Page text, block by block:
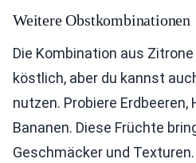
Weitere Obstkombinationen
Die Kombination aus
köstlich, aber du kannst
nutzen. Probiere
Bananen. Diese Früchte
Geschmäcker und